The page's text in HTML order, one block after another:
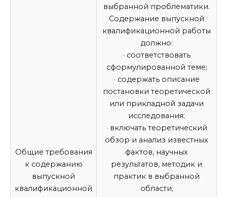
Общие требования
к содержанию
выпускной
квалификационной
выбранной проблематики.
Содержание выпускной
квалификационной работы
должно:
· соответствовать
сформулированной теме;
· содержать описание
постановки теоретической
или прикладной задачи
исследования;
· включать теоретический
обзор и анализ известных
фактов, научных
результатов, методик и
практик в выбранной
области;